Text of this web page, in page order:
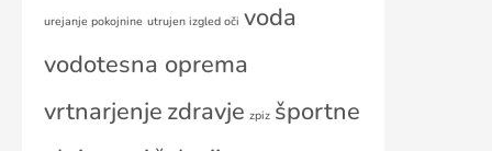
urejanje pokojnine utrujen izgled oči voda
vodotesna oprema
vrtnarjenje zdravje zpiz športne